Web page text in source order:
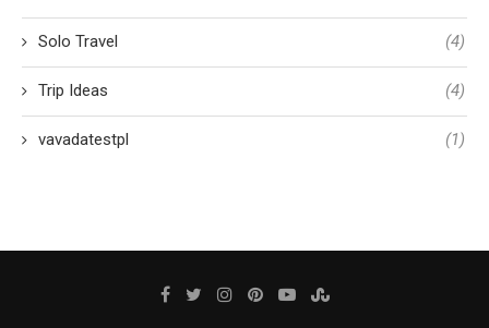
Solo Travel (4)
Trip Ideas (4)
vavadatestpl (1)